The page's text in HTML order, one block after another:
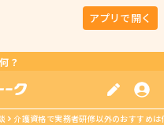
アプリで開く
？
介護資格で実務者研修以外のおすすめは